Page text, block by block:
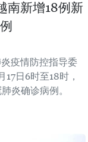
南新增18例新
疫情防控指导委
17日6时至18时，
炎确诊病例。